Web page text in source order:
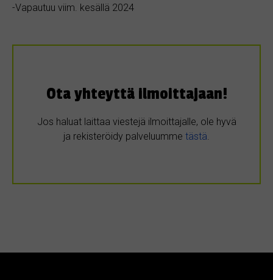
-Vapautuu viim. kesällä 2024
Ota yhteyttä ilmoittajaan!
Jos haluat laittaa viestejä ilmoittajalle, ole hyvä
ja rekisteröidy palveluumme tästä